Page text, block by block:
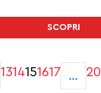
SCOPRI
1314151617 … 20